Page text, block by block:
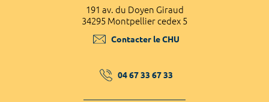
191 av. du Doyen Giraud
34295 Montpellier cedex 5
Contacter le CHU
04 67 33 67 33